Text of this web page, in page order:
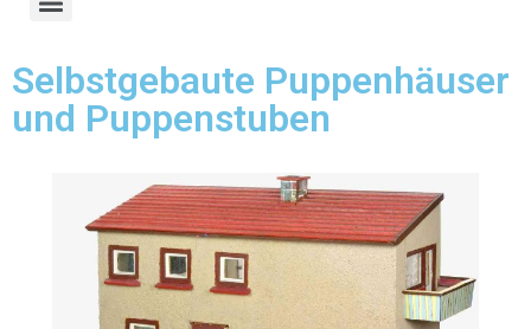
Selbstgebaute Puppenhäuser
und Puppenstuben